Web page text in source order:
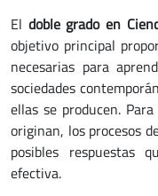
El doble grado en
objetivo principal
necesarias para
sociedades
ellas se producen.
originan, los procesos
posibles respuestas
efectiva.